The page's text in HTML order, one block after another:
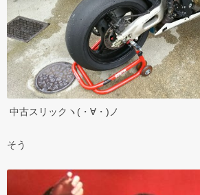
中古スリックヽ(・∀・)ノ
そう